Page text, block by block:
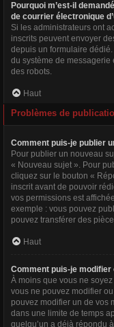
Pourquoi m’est-il
de courrier électronique
Si les administrateurs ont
inscrits peuvent envoyer
depuis un formulaire
du système de
des robots.
Haut
Problèmes de
Comment puis-je publier
Pour publier un nouveau
« Nouveau sujet ». Pour
cliquez sur le bouton «
inscrit avant de pouvoir
vos permissions est
exemple : vous pouvez
pouvez transférer des
Haut
Comment puis-je
À moins que vous ne
vous ne pouvez modifier
pouvez modifier un de vos
dans une limite de temps
quelqu’un a déjà répondu